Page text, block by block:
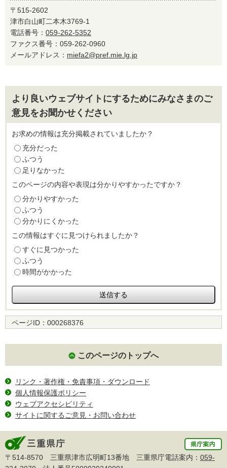
〒515-2602
津市白山町二本木3769-1
電話番号： 059-262-5352
ファクス番号：059-262-0960
メールアドレス： miefa2@pref.mie.lg.jp
より良いウェブサイトにするためにみなさまのご
意見をお聞かせください
お求めの情報は充分掲載されていましたか？
充分だった
ふつう
足りなかった
このページの内容や表現は分かりやすかったですか？
分かりやすかった
ふつう
分かりにくかった
この情報はすぐに見つけられましたか？
すぐに見つかった
ふつう
時間がかかった
ページID： 000268376
このページのトップへ
リンク・著作権・免責事項・ダウンロード
個人情報保護ポリシー
ウェブアクセシビリティ
サイトに関するご意見・お問い合わせ
〒514-8570 三重県津市広明町13番地 三重県庁電話案内： 059-